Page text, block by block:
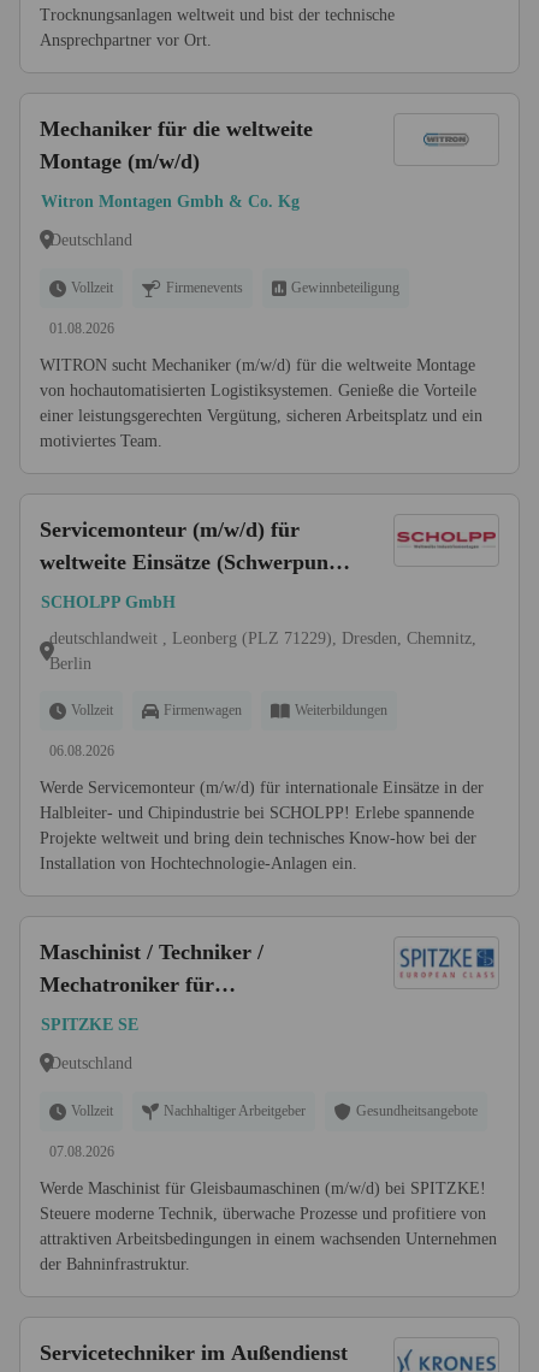
Trocknungsanlagen weltweit und bist der technische
Ansprechpartner vor Ort.
Mechaniker für die weltweite
Montage (m/w/d)
Witron Montagen Gmbh & Co. Kg
Deutschland
Vollzeit Firmenevents Gewinnbeteiligung
01.08.2026
WITRON sucht Mechaniker (m/w/d) für die weltweite Montage
von hochautomatisierten Logistiksystemen. Genieße die Vorteile
einer leistungsgerechten Vergütung, sicheren Arbeitsplatz und ein
motiviertes Team.
Servicemonteur (m/w/d) für
weltweite Einsätze (Schwerpunkt
in der Halbleiter- und
Chipindustrie)
SCHOLPP GmbH
deutschlandweit , Leonberg (PLZ 71229), Dresden, Chemnitz,
Berlin
Vollzeit Firmenwagen Weiterbildungen
06.08.2026
Werde Servicemonteur (m/w/d) für internationale Einsätze in der
Halbleiter- und Chipindustrie bei SCHOLPP! Erlebe spannende
Projekte weltweit und bring dein technisches Know-how bei der
Installation von Hochtechnologie-Anlagen ein.
Maschinist / Techniker /
Mechatroniker für
Gleisbaumaschinen auf Montage
bundesweit (m/w/d)
SPITZKE SE
Deutschland
Vollzeit Nachhaltiger Arbeitgeber Gesundheitsangebote
07.08.2026
Werde Maschinist für Gleisbaumaschinen (m/w/d) bei SPITZKE!
Steuere moderne Technik, überwache Prozesse und profitiere von
attraktiven Arbeitsbedingungen in einem wachsenden Unternehmen
der Bahninfrastruktur.
Servicetechniker im Außendienst